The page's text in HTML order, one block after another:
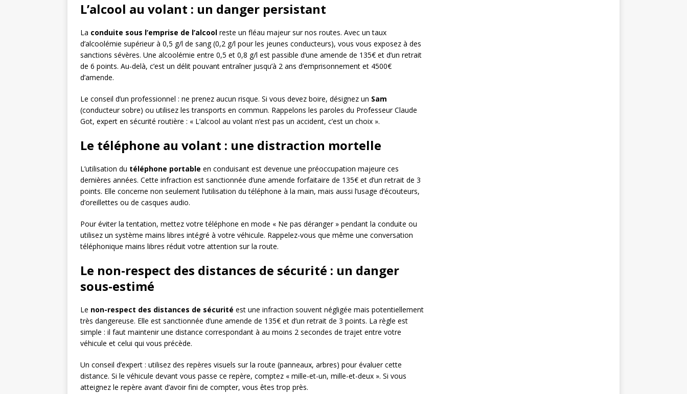
L’alcool au volant : un danger persistant
La conduite sous l’emprise de l’alcool reste un fléau majeur sur nos routes. Avec un taux
d’alcoolémie supérieur à 0,5 g/l de sang (0,2 g/l pour les jeunes conducteurs), vous vous exposez à des
sanctions sévères. Une alcoolémie entre 0,5 et 0,8 g/l est passible d’une amende de 135€ et d’un retrait
de 6 points. Au-delà, c’est un délit pouvant entraîner jusqu’à 2 ans d’emprisonnement et 4500€
d’amende.
Le conseil d’un professionnel : ne prenez aucun risque. Si vous devez boire, désignez un Sam
(conducteur sobre) ou utilisez les transports en commun. Rappelons les paroles du Professeur Claude
Got, expert en sécurité routière : « L’alcool au volant n’est pas un accident, c’est un choix ».
Le téléphone au volant : une distraction mortelle
L’utilisation du téléphone portable en conduisant est devenue une préoccupation majeure ces
dernières années. Cette infraction est sanctionnée d’une amende forfaitaire de 135€ et d’un retrait de 3
points. Elle concerne non seulement l’utilisation du téléphone à la main, mais aussi l’usage d’écouteurs,
d’oreillettes ou de casques audio.
Pour éviter la tentation, mettez votre téléphone en mode « Ne pas déranger » pendant la conduite ou
utilisez un système mains libres intégré à votre véhicule. Rappelez-vous que même une conversation
téléphonique mains libres réduit votre attention sur la route.
Le non-respect des distances de sécurité : un danger
sous-estimé
Le non-respect des distances de sécurité est une infraction souvent négligée mais potentiellement
très dangereuse. Elle est sanctionnée d’une amende de 135€ et d’un retrait de 3 points. La règle est
simple : il faut maintenir une distance correspondant à au moins 2 secondes de trajet entre votre
véhicule et celui qui vous précède.
Un conseil d’expert : utilisez des repères visuels sur la route (panneaux, arbres) pour évaluer cette
distance. Si le véhicule devant vous passe ce repère, comptez « mille-et-un, mille-et-deux ». Si vous
atteignez le repère avant d’avoir fini de compter, vous êtes trop près.